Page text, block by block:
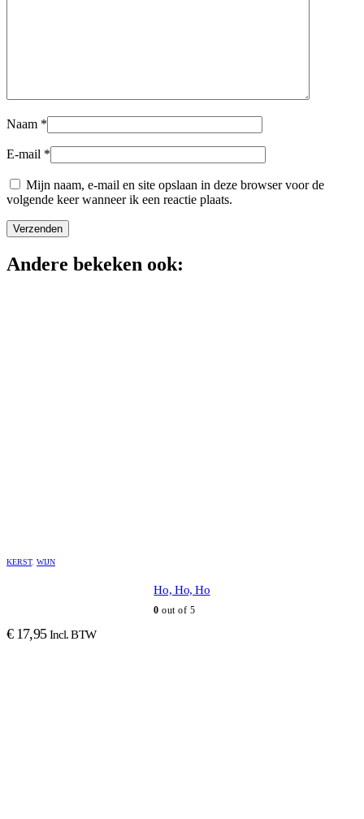
Naam *
E-mail *
Mijn naam, e-mail en site opslaan in deze browser voor de
volgende keer wanneer ik een reactie plaats.
Andere bekeken ook:
KERST, WIJN
Ho, Ho, Ho
0 out of 5
€17,95 Incl. BTW